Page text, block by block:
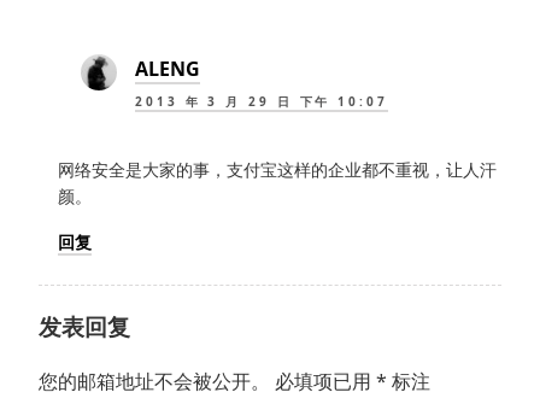
ALENG
2013 年 3 月 29 日 下午 10:07
网络安全是大家的事，支付宝这样的企业都不重视，让人汗
颜。
回复
发表回复
您的邮箱地址不会被公开。 必填项已用 * 标注